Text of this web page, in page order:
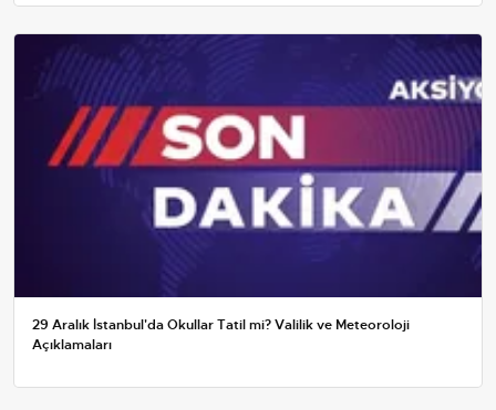
29 Aralık İstanbul'da Okullar Tatil mi? Valilik ve Meteoroloji
Açıklamaları